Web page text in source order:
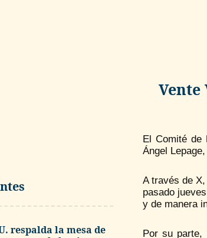
respalda la mesa de
Vente
El Comité de
Ángel
A través de
pasado
y de manera
Por su parte,